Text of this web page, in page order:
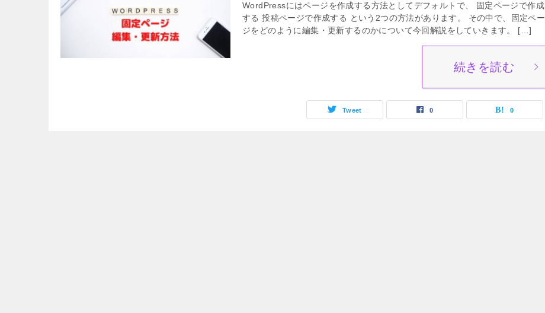
WordPressにはページを作成する方法としてデフォルトで、 固定ページで作成
する 投稿ページで作成する という2つの方法があります。 その中で、固定ペー
ジをどのように編集・更新するのかについて今回解説をしていきます。 […]
続きを読む
Tweet 0 0